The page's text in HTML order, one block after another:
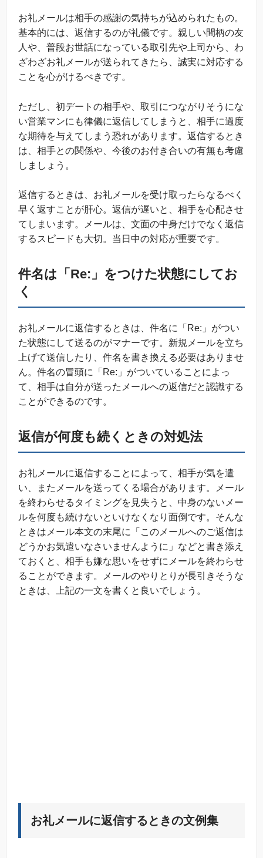
お礼メールは相手の感謝の気持ちが込められたもの。
基本的には、返信するのが礼儀です。親しい間柄の友
人や、普段お世話になっている取引先や上司から、わ
ざわざお礼メールが送られてきたら、誠実に対応する
ことを心がけるべきです。
ただし、初デートの相手や、取引につながりそうにな
い営業マンにも律儀に返信してしまうと、相手に過度
な期待を与えてしまう恐れがあります。返信するとき
は、相手との関係や、今後のお付き合いの有無も考慮
しましょう。
返信するときは、お礼メールを受け取ったらなるべく
早く返すことが肝心。返信が遅いと、相手を心配させ
てしまいます。メールは、文面の中身だけでなく返信
するスピードも大切。当日中の対応が重要です。
件名は「Re:」をつけた状態にしてお
く
お礼メールに返信するときは、件名に「Re:」がつい
た状態にして送るのがマナーです。新規メールを立ち
上げて送信したり、件名を書き換える必要はありませ
ん。件名の冒頭に「Re:」がついていることによっ
て、相手は自分が送ったメールへの返信だと認識する
ことができるのです。
返信が何度も続くときの対処法
お礼メールに返信することによって、相手が気を遣
い、またメールを送ってくる場合があります。メール
を終わらせるタイミングを見失うと、中身のないメー
ルを何度も続けないといけなくなり面倒です。そんな
ときはメール本文の末尾に「このメールへのご返信は
どうかお気遣いなさいませんように」などと書き添え
ておくと、相手も嫌な思いをせずにメールを終わらせ
ることができます。メールのやりとりが長引きそうな
ときは、上記の一文を書くと良いでしょう。
お礼メールに返信するときの文例集